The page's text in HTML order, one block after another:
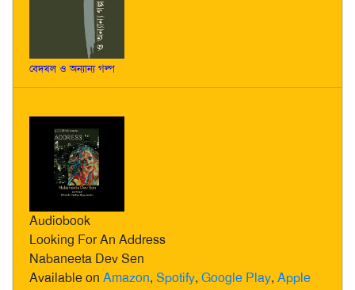
বেদখল ও অন্যান্য গল্প
Audiobook
Looking For An Address
Nabaneeta Dev Sen
Available on Amazon, Spotify, Google Play, Apple